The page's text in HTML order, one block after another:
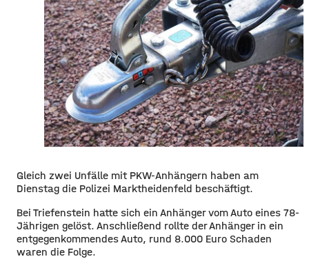
Gleich zwei Unfälle mit PKW-Anhängern haben am
Dienstag die Polizei Marktheidenfeld beschäftigt.
Bei Triefenstein hatte sich ein Anhänger vom Auto eines 78-
Jährigen gelöst. Anschließend rollte der Anhänger in ein
entgegenkommendes Auto, rund 8.000 Euro Schaden
waren die Folge.